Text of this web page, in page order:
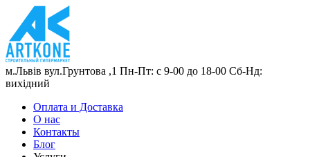
м.Львів вул.Грунтова ,1 Пн-Пт: с 9-00 до 18-00 Сб-Нд:
вихідний
Оплата и Доставка
О нас
Контакты
Блог